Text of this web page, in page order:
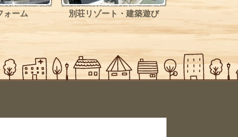
ォーム 別荘リゾート・建築遊び